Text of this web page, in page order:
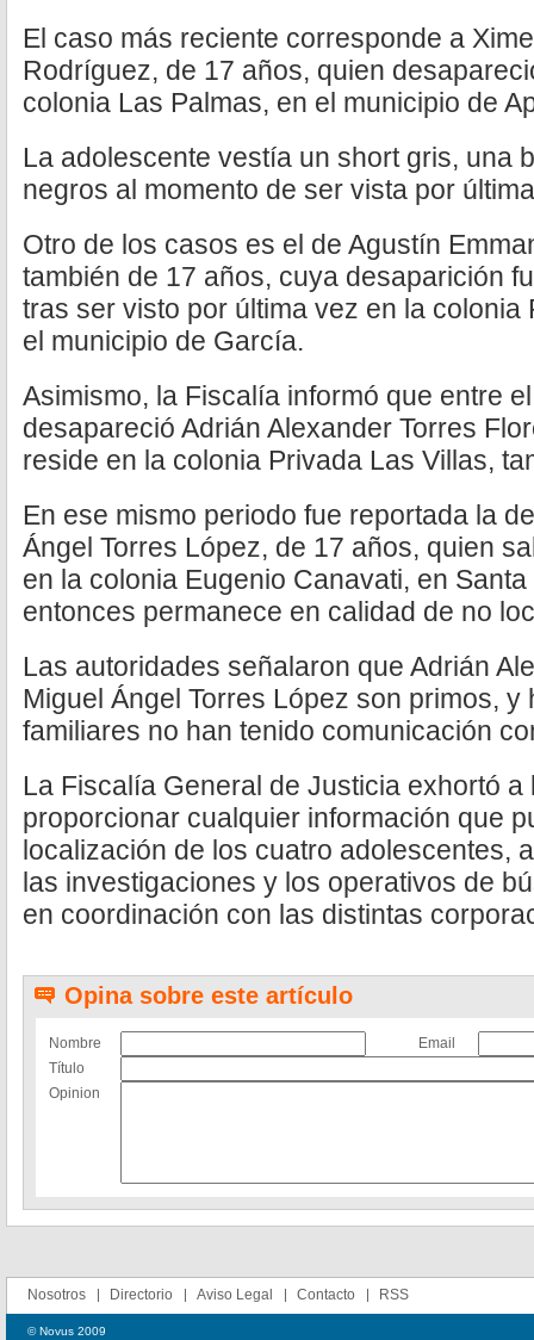
El caso más reciente corresponde a
Rodríguez, de 17 años, quien
colonia Las Palmas, en el municipio de
La adolescente vestía un short gris, una
negros al momento de ser vista por
Otro de los casos es el de Agustín
también de 17 años, cuya desaparición
tras ser visto por última vez en la
el municipio de García.
Asimismo, la Fiscalía informó que entre
desapareció Adrián Alexander Torres
reside en la colonia Privada Las Villas,
En ese mismo periodo fue reportada la
Ángel Torres López, de 17 años, quien
en la colonia Eugenio Canavati, en
entonces permanece en calidad de no
Las autoridades señalaron que Adrián
Miguel Ángel Torres López son primos,
familiares no han tenido comunicación
La Fiscalía General de Justicia exhortó a
proporcionar cualquier información que
localización de los cuatro adolescentes,
las investigaciones y los operativos de
en coordinación con las distintas
Opina sobre este artículo
Nombre
Email
Título
Opinion
Nosotros Directorio Aviso Legal Contacto RSS
© Novus 2009